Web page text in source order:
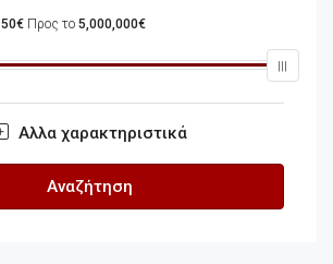
50€ Προς το 5,000,000€
Αλλα χαρακτηριστικά
Αναζήτηση